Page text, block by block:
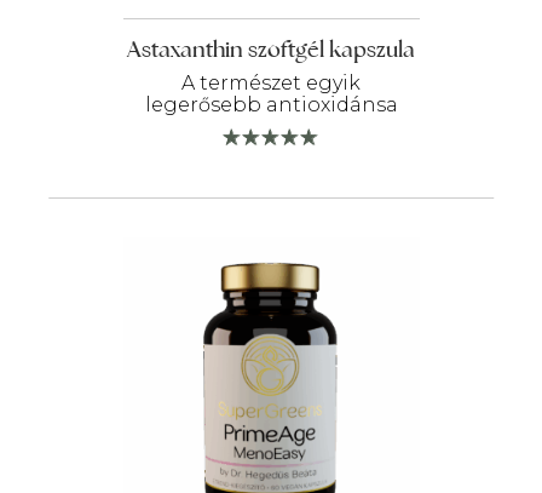
Astaxanthin szoftgél kapszula
A természet egyik
legerősebb antioxidánsa